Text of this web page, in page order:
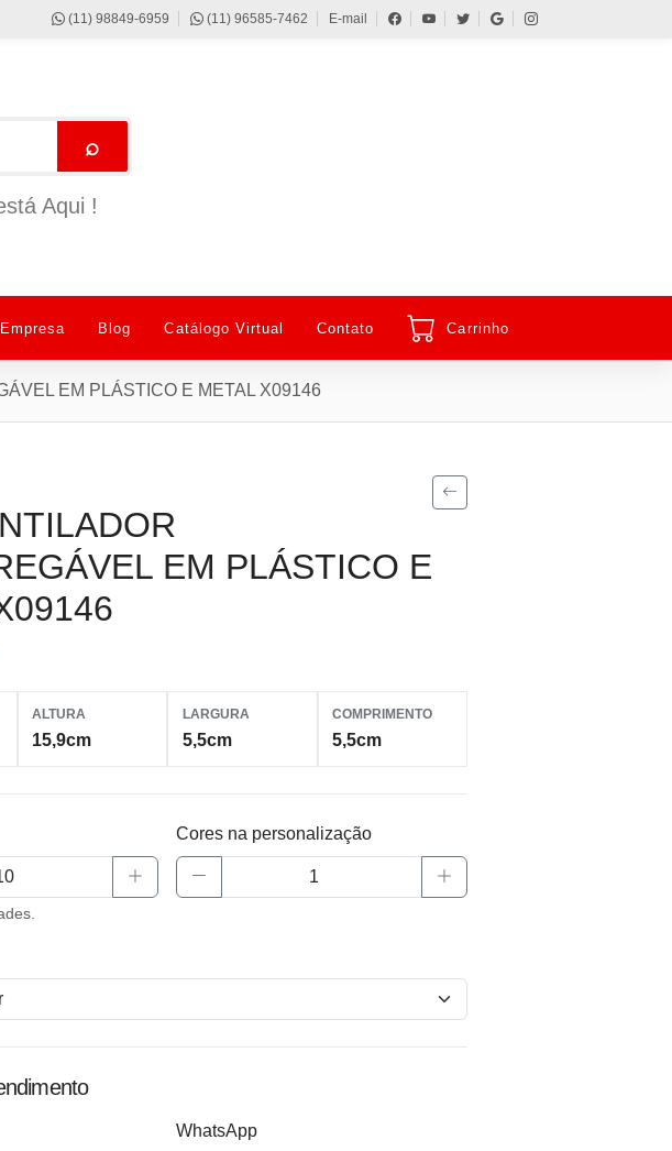
(11) 98849-6959 (11) 96585-7462 E-mail
⌕
Aqui !
Empresa Blog Catálogo Virtual Contato Carrinho
EM PLÁSTICO E METAL X09146
EM PLÁSTICO E
ALTURA
15,9cm
LARGURA
5,5cm
COMPRIMENTO
5,5cm
Cores na personalização
WhatsApp